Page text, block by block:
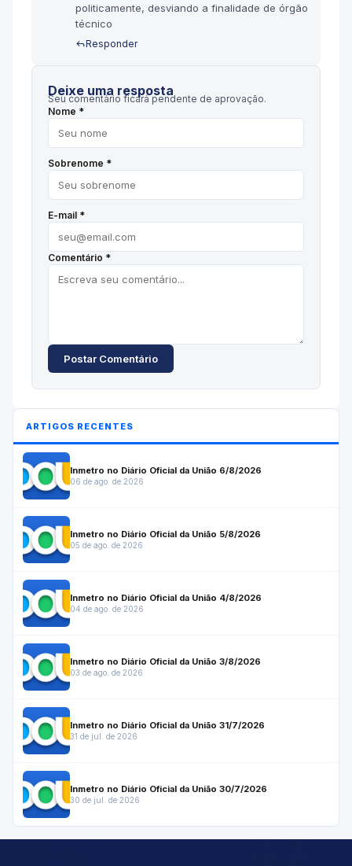
politicamente, desviando a finalidade de órgão
técnico
Responder
Deixe uma resposta
Seu comentário ficará pendente de aprovação.
Nome *
Sobrenome *
E-mail *
Comentário *
Postar Comentário
ARTIGOS RECENTES
Inmetro no Diário Oficial da União 6/8/2026
06 de ago. de 2026
Inmetro no Diário Oficial da União 5/8/2026
05 de ago. de 2026
Inmetro no Diário Oficial da União 4/8/2026
04 de ago. de 2026
Inmetro no Diário Oficial da União 3/8/2026
03 de ago. de 2026
Inmetro no Diário Oficial da União 31/7/2026
31 de jul. de 2026
Inmetro no Diário Oficial da União 30/7/2026
30 de jul. de 2026